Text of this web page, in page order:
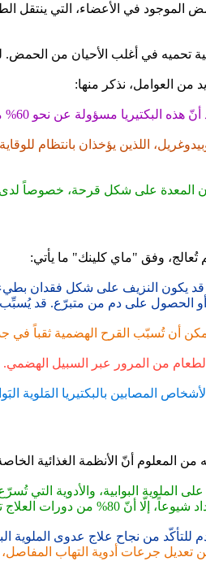
في الأعضاء، التي ينتقل
تحميه في أغلب الأحيان من
من العوامل، نذكر منها:
على شكل قرحة، خصوصاً لدى
وفق "ماي كلينك" ما يأتي:
يكون النزيف على شكل فقدان بطيء
الحصول على دم من متبرّع. قد يُسبِّب
أن تُسبّب القرح الهضمية ثقباً في
الطعام من المرور عبر السبيل
المصابين بالبكتيريا المَلوية
على الملوية البوابية، والأدوية
العلاج تكون ناجحة.
للتأكّد من نجاح علاج عدوى الملوية
تعديل جرعات أدوية التهاب